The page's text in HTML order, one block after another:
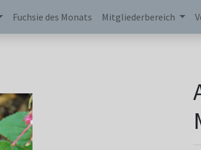
Fuchsie des Monats Mitgliederbereich